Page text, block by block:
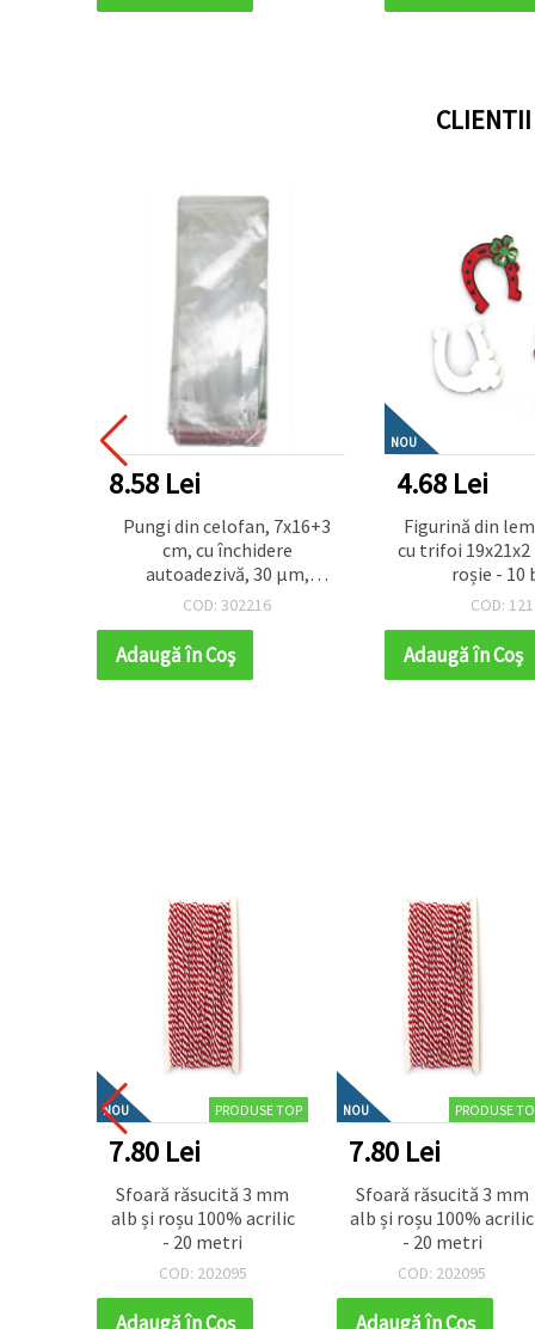
CLIENTII
8.58 Lei
Pungi din celofan, 7x16+3
cm, cu închidere
autoadezivă, 30 µm,
transparente - Pachet de 200
COD: 302216
Adaugă în Coş
NOU
4.68 Lei
Figurină din
cu trifoi
roșie - 10
COD:
Adaugă în Coş
NOU PRODUSE TOP
7.80 Lei
Sfoară răsucită 3 mm
alb și roșu 100% acrilic
- 20 metri
COD: 202095
Adaugă în Coş
NOU PRODUSE
7.80 Lei
Sfoară răsucită 3 mm
alb și roșu 100% acrilic
- 20 metri
COD: 202095
Adaugă în Coş